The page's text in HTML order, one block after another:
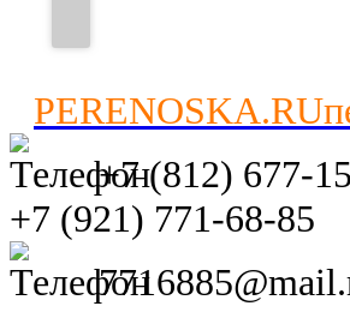
PERENOSKA.RU
+7 (812) 677-
+7 (921) 771-68-85